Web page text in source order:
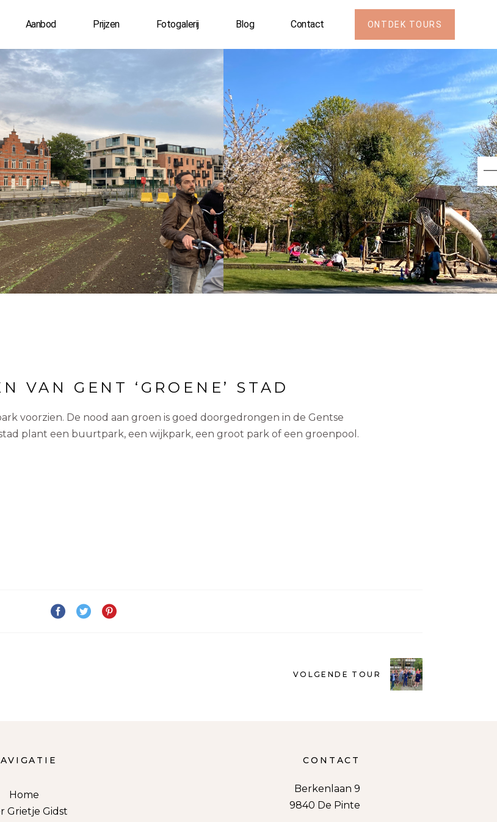
Aanbod Prijzen Fotogalerij Blog Contact ONTDEK TOURS
VAN GENT ‘GROENE’ STAD
voorzien. De nood aan groen is goed doorgedrongen in de Gentse
plant een buurtpark, een wijkpark, een groot park of een groenpool.
VOLGENDE TOUR
Home
Grietje Gidst
CONTACT
Berkenlaan 9
9840 De Pinte